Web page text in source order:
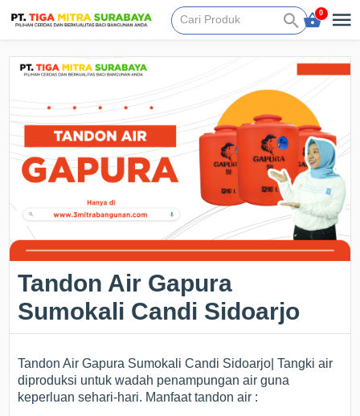
0
Tandon Air Gapura
Sumokali Candi Sidoarjo
Tandon Air Gapura Sumokali Candi Sidoarjo| Tangki air
diproduksi untuk wadah penampungan air guna
keperluan sehari-hari. Manfaat tandon air :